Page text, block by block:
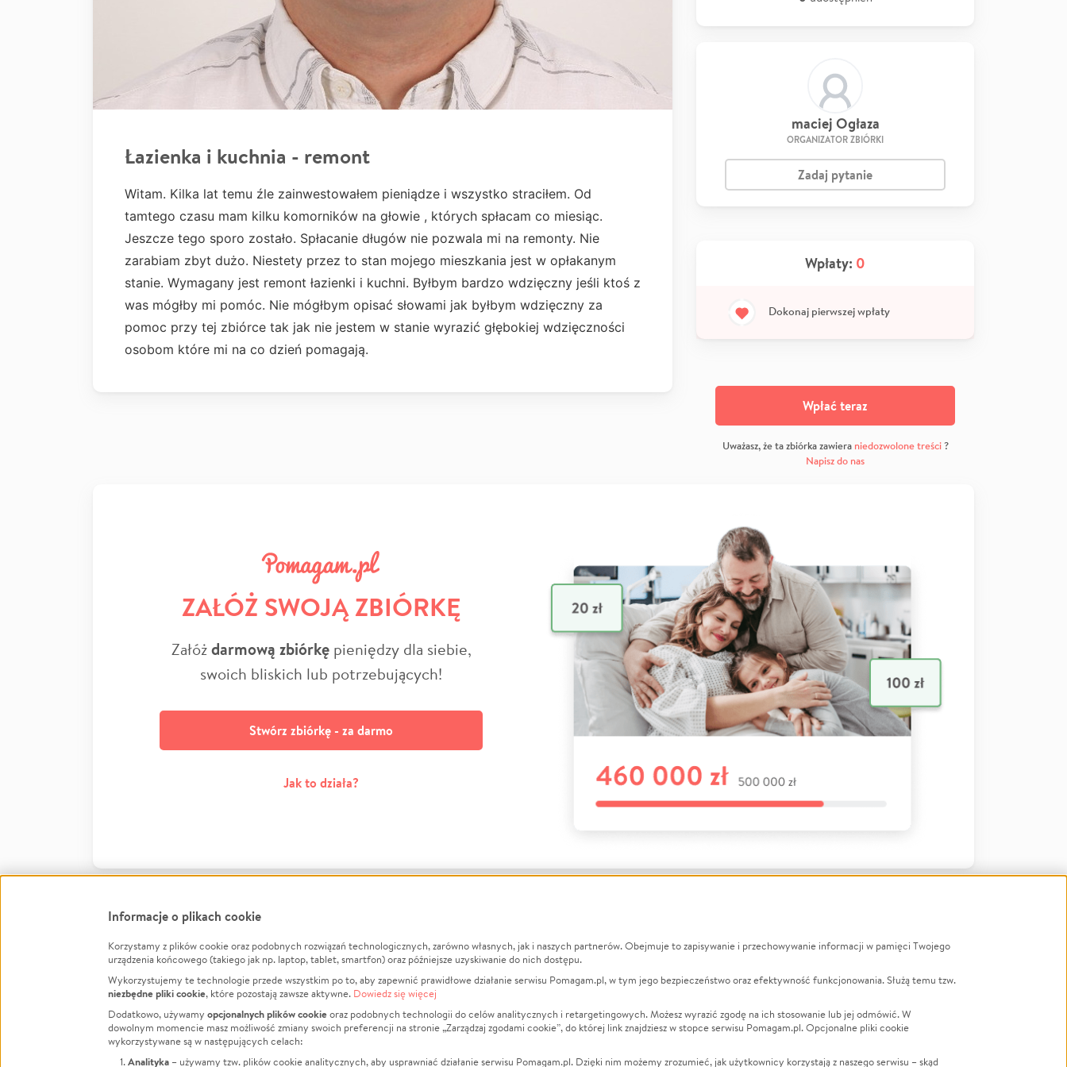
Łazienka i kuchnia - remont
Witam. Kilka lat temu źle zainwestowałem pieniądze i wszystko straciłem. Od
tamtego czasu mam kilku komorników na głowie , których spłacam co miesiąc.
Jeszcze tego sporo zostało. Spłacanie długów nie pozwala mi na remonty. Nie
zarabiam zbyt dużo. Niestety przez to stan mojego mieszkania jest w opłakanym
stanie. Wymagany jest remont łazienki i kuchni. Byłbym bardzo wdzięczny jeśli ktoś z
was mógłby mi pomóc. Nie mógłbym opisać słowami jak byłbym wdzięczny za
pomoc przy tej zbiórce tak jak nie jestem w stanie wyrazić głębokiej wdzięczności
osobom które mi na co dzień pomagają.
maciej Ogłaza
ORGANIZATOR ZBIÓRKI
Zadaj pytanie
Wpłaty: 0
Dokonaj pierwszej wpłaty
Wpłać teraz
Uważasz, że ta zbiórka zawiera niedozwolone treści?
Napisz do nas
ZAŁÓŻ SWOJĄ ZBIÓRKĘ
Załóżdarmową zbiórkępieniędzy dla siebie,
swoich bliskich lub potrzebujących!
Stwórz zbiórkę - za darmo
Jak to działa?
FacebookTwitter Instagram
LinkedInTikTok Youtube
Informacje
Jak to działa?
Regulamin
Polityka Prywatności
O nas
Opinie
Raporty
Za darmo
Zbieraj na
Leczenie
Zwierzęta
Pożar
LGBTQ+
Powódź
Wichura
Informacje o plikach cookie
Korzystamy z plików cookie oraz podobnych rozwiązań technologicznych, zarówno własnych, jak i naszych partnerów. Obejmuje to zapisywanie i przechowywanie informacji w pamięci Twojego
urządzenia końcowego (takiego jak np. laptop, tablet, smartfon) oraz późniejsze uzyskiwanie do nich dostępu.
Wykorzystujemy te technologie przede wszystkim po to, aby zapewnić prawidłowe działanie serwisu Pomagam.pl, w tym jego bezpieczeństwo oraz efektywność funkcjonowania. Służą temu tzw.
niezbędne pliki cookie, które pozostają zawsze aktywne. Dowiedz się więcej
Dodatkowo, używamy opcjonalnych plików cookieoraz podobnych technologii do celów analitycznych i retargetingowych. Możesz wyrazić zgodę na ich stosowanie lub jej odmówić. W
dowolnym momencie masz możliwość zmiany swoich preferencji na stronie „Zarządzaj zgodami cookie”, do której link znajdziesz w stopce serwisu Pomagam.pl. Opcjonalne pliki cookie
wykorzystywane są w następujących celach:
Analityka – używamy tzw. plików cookie analitycznych, aby usprawniać działanie serwisu Pomagam.pl. Dzięki nim możemy zrozumieć, jak użytkownicy korzystają z naszego serwisu – skąd